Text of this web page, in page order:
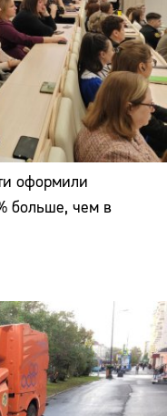
оформили
больше, чем в